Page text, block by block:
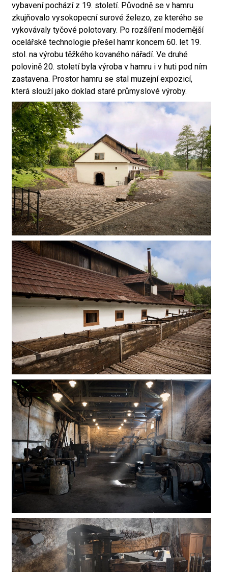
vybavení pochází z 19. století. Původně se v hamru
zkujňovalo vysokopecní surové železo, ze kterého se
vykovávaly tyčové polotovary. Po rozšíření modernější
ocelářské technologie přešel hamr koncem 60. let 19.
stol. na výrobu těžkého kovaného nářadí. Ve druhé
polovině 20. století byla výroba v hamru i v huti pod ním
zastavena. Prostor hamru se stal muzejní expozicí,
která slouží jako doklad staré průmyslové výroby.